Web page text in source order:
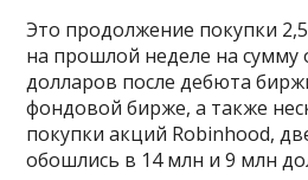
Это продолжение покупки
на прошлой неделе на сумму
долларов после дебюта
фондовой бирже, а также
покупки акций Robinhood,
обошлись в 14 млн и 9 млн